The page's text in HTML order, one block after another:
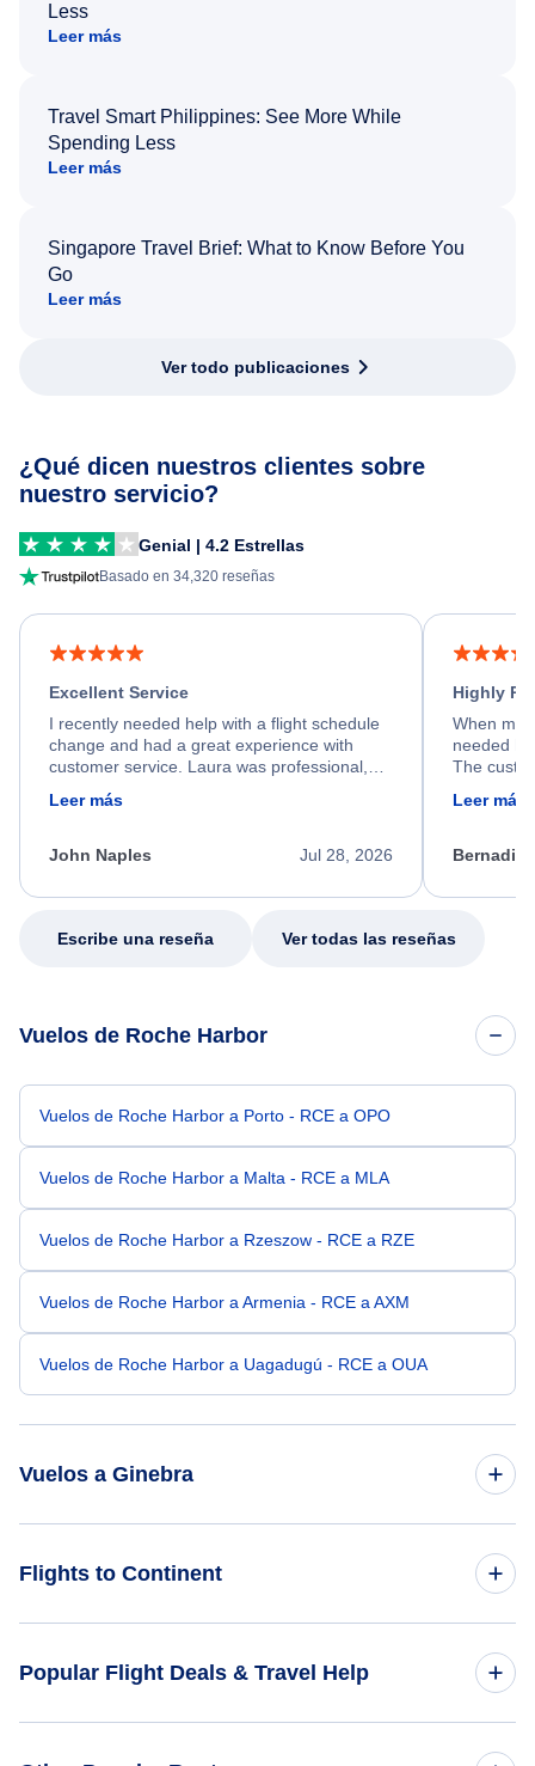
Less
Leer más
Travel Smart Philippines: See More While
Spending Less
Leer más
Singapore Travel Brief: What to Know Before You
Go
Leer más
Ver todo publicaciones
¿Qué dicen nuestros clientes sobre
nuestro servicio?
Genial | 4.2 Estrellas
Basado en 34,320 reseñas
Excellent Service
I recently needed help with a flight schedule
change and had a great experience with
customer service. Laura was professional,
friendly, and very helpful throughout the
process. She quickly found a solution and
appreciate her excellent service.
Leer más
Jul 28, 2026
John Naples
Highly
When my
needed
The
calm,
my issue.
Leer más
Escribe una reseña Ver todas las reseñas
Vuelos de Roche Harbor
Vuelos de Roche Harbor a Porto - RCE a OPO
Vuelos de Roche Harbor a Malta - RCE a MLA
Vuelos de Roche Harbor a Rzeszow - RCE a RZE
Vuelos de Roche Harbor a Armenia - RCE a AXM
Vuelos de Roche Harbor a Uagadugú - RCE a OUA
Vuelos a Ginebra
Vuelos de Salt Lake City a Ginebra - SLC a GVA
Flights to Continent
Popular Flight Deals & Travel Help